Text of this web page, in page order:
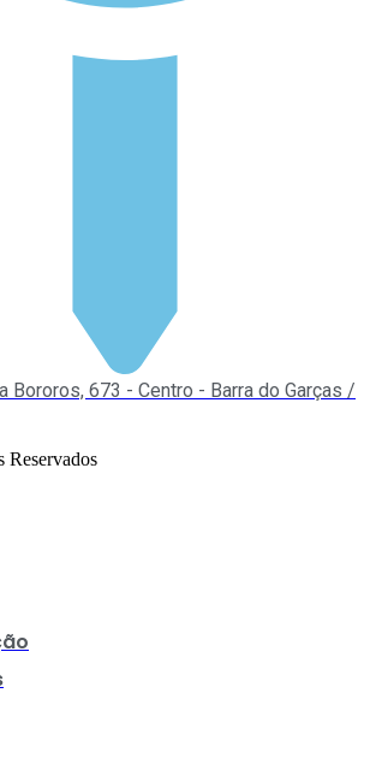
Bororos, 673 - Centro - Barra do Garças /
Reservados